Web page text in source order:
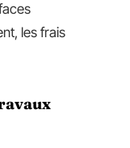
les frais